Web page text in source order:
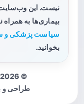
نیست. این
بیماری‌ها به
سیاست پزشکی و
بخوانید.
© 2026 کلیه حقوق محفوظ است.
طراحی و